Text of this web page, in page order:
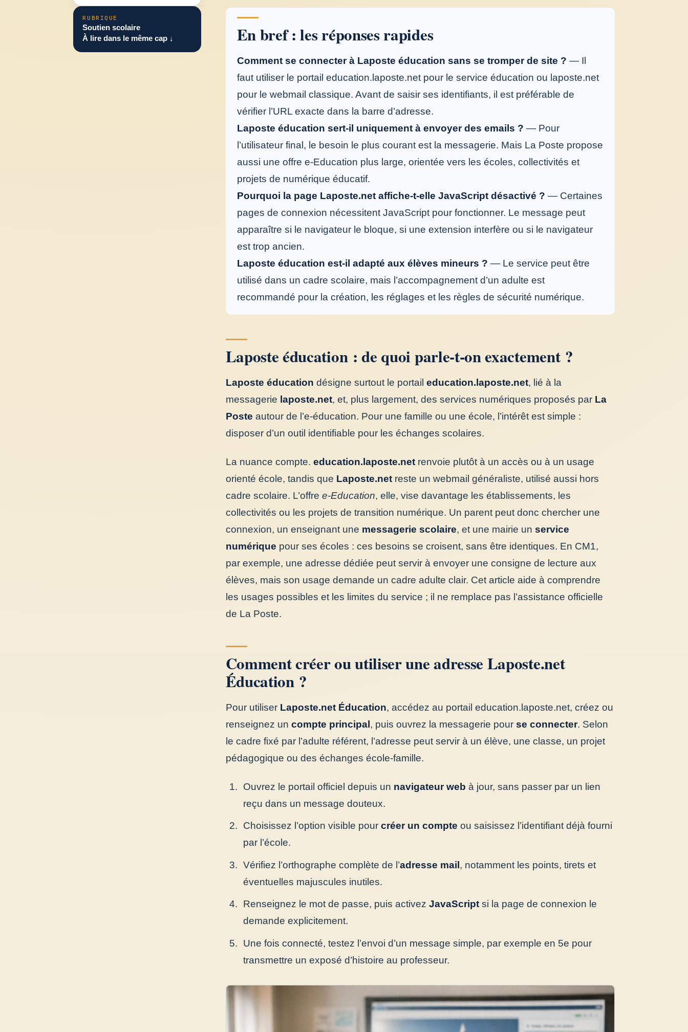
RUBRIQUE
Soutien scolaire
À lire dans le même cap ↓
En bref : les réponses rapides
Comment se connecter à Laposte éducation sans se tromper de site ? — Il
faut utiliser le portail education.laposte.net pour le service éducation ou laposte.net
pour le webmail classique. Avant de saisir ses identifiants, il est préférable de
vérifier l’URL exacte dans la barre d’adresse.
Laposte éducation sert-il uniquement à envoyer des emails ? — Pour
l’utilisateur final, le besoin le plus courant est la messagerie. Mais La Poste propose
aussi une offre e-Education plus large, orientée vers les écoles, collectivités et
projets de numérique éducatif.
Pourquoi la page Laposte.net affiche-t-elle JavaScript désactivé ? — Certaines
pages de connexion nécessitent JavaScript pour fonctionner. Le message peut
apparaître si le navigateur le bloque, si une extension interfère ou si le navigateur
est trop ancien.
Laposte éducation est-il adapté aux élèves mineurs ? — Le service peut être
utilisé dans un cadre scolaire, mais l’accompagnement d’un adulte est
recommandé pour la création, les réglages et les règles de sécurité numérique.
Laposte éducation : de quoi parle-t-on exactement ?
Laposte éducation désigne surtout le portail education.laposte.net, lié à la
messagerie laposte.net, et, plus largement, des services numériques proposés par La
Poste autour de l’e-éducation. Pour une famille ou une école, l’intérêt est simple :
disposer d’un outil identifiable pour les échanges scolaires.
La nuance compte. education.laposte.netrenvoie plutôt à un accès ou à un usage
orienté école, tandis que Laposte.netreste un webmail généraliste, utilisé aussi hors
cadre scolaire. L’offre e-Education, elle, vise davantage les établissements, les
collectivités ou les projets de transition numérique. Un parent peut donc chercher une
connexion, un enseignant une messagerie scolaire, et une mairie un service
numérique pour ses écoles : ces besoins se croisent, sans être identiques. En CM1,
par exemple, une adresse dédiée peut servir à envoyer une consigne de lecture aux
élèves, mais son usage demande un cadre adulte clair. Cet article aide à comprendre
les usages possibles et les limites du service ; il ne remplace pas l’assistance officielle
de La Poste.
Comment créer ou utiliser une adresse Laposte.net
Éducation ?
Pour utiliser Laposte.net Éducation, accédez au portail education.laposte.net, créez ou
renseignez un compte principal , puis ouvrez la messagerie pour se connecter. Selon
le cadre fixé par l’adulte référent, l’adresse peut servir à un élève, une classe, un projet
pédagogique ou des échanges école-famille.
Ouvrez le portail officiel depuis un navigateur web à jour, sans passer par un lien
reçu dans un message douteux.
Choisissez l’option visible pour créer un compte ou saisissez l’identifiant déjà fourni
par l’école.
Vérifiez l’orthographe complète de l’adresse mail , notamment les points, tirets et
éventuelles majuscules inutiles.
Renseignez le mot de passe, puis activez JavaScriptsi la page de connexion le
demande explicitement.
Une fois connecté, testez l’envoi d’un message simple, par exemple en 5e pour
transmettre un exposé d’histoire au professeur.